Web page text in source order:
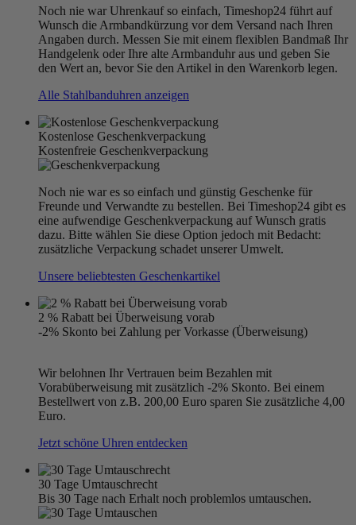
Noch nie war Uhrenkauf so einfach, Timeshop24 führt auf
Wunsch die Armbandkürzung vor dem Versand nach Ihren
Angaben durch. Messen Sie mit einem flexiblen Bandmaß Ihr
Handgelenk oder Ihre alte Armbanduhr aus und geben Sie
den Wert an, bevor Sie den Artikel in den Warenkorb legen.
Alle Stahlbanduhren anzeigen
Kostenlose Geschenkverpackung
Kostenfreie Geschenkverpackung
Noch nie war es so einfach und günstig Geschenke für
Freunde und Verwandte zu bestellen. Bei Timeshop24 gibt es
eine aufwendige Geschenkverpackung auf Wunsch gratis
dazu. Bitte wählen Sie diese Option jedoch mit Bedacht:
zusätzliche Verpackung schadet unserer Umwelt.
Unsere beliebtesten Geschenkartikel
2 % Rabatt bei Überweisung vorab
-2% Skonto bei Zahlung per Vorkasse (Überweisung)
Wir belohnen Ihr Vertrauen beim Bezahlen mit
Vorabüberweisung mit zusätzlich -2% Skonto. Bei einem
Bestellwert von z.B. 200,00 Euro sparen Sie zusätzliche 4,00
Euro.
Jetzt schöne Uhren entdecken
30 Tage Umtauschrecht
Bis 30 Tage nach Erhalt noch problemlos umtauschen.